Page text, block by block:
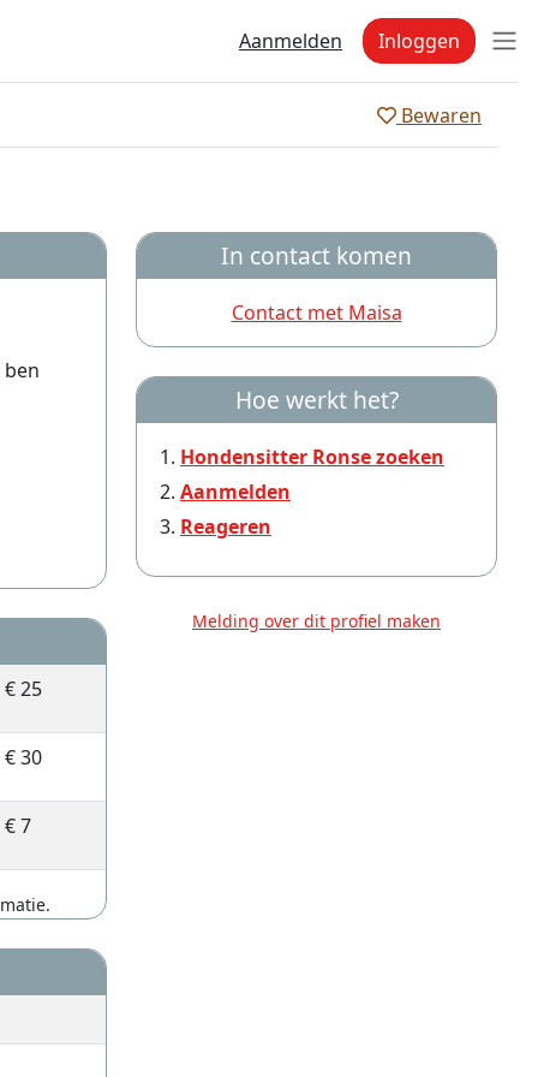
Aanmelden Inloggen
Bewaren
€ 25
€ 30
€ 7
In contact komen
Contact met Maisa
Hoe werkt het?
Hondensitter Ronse zoeken
Aanmelden
Reageren
Melding over dit profiel maken